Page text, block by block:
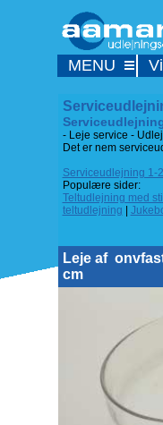
- Leje service -
Det er nem
Serviceudlejning 1-
Populære sider:
Teltudlejning med stil
teltudlejning
Leje af
cm
MENU